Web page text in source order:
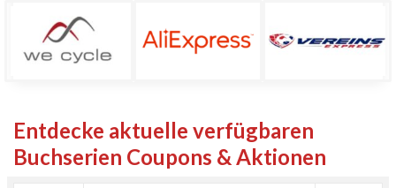
Entdecke aktuelle verfügbaren
Buchserien Coupons & Aktionen